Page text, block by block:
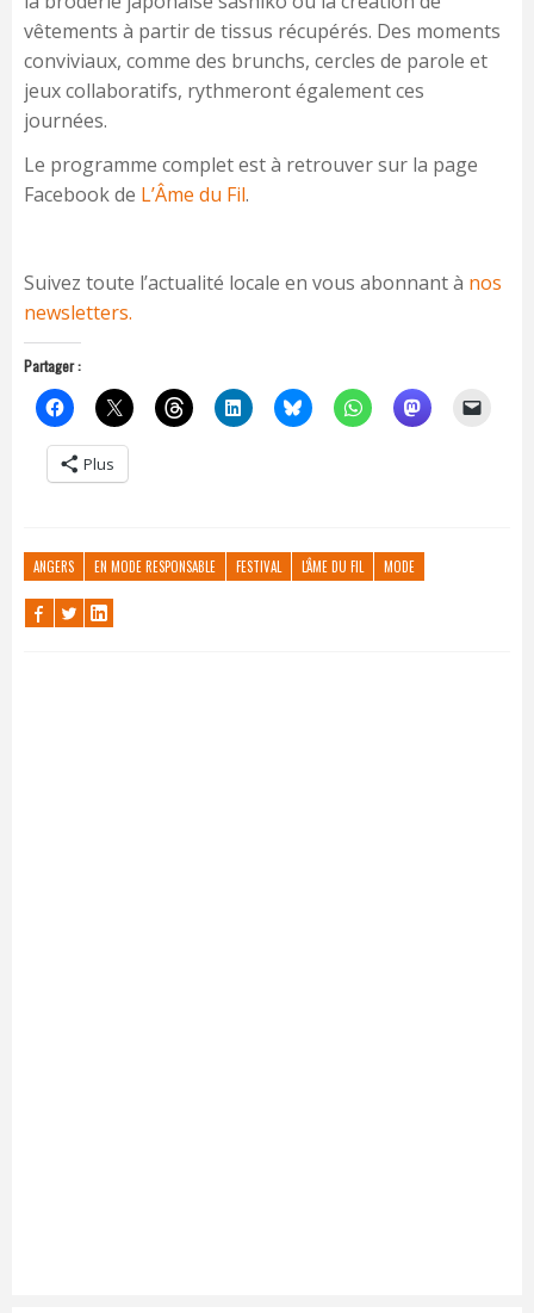
vêtements à partir de tissus récupérés. Des moments
conviviaux, comme des brunchs, cercles de parole et
jeux collaboratifs, rythmeront également ces
journées.
Le programme complet est à retrouver sur la page
Facebook de L’Âme du Fil.
Suivez toute l’actualité locale en vous abonnant à nos
newsletters.
Partager :
Plus
ANGERS EN MODE RESPONSABLE FESTIVAL L'ÂME DU FIL MODE